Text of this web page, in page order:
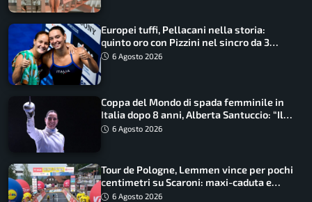
Europei tuffi, Pellacani nella storia:
quinto oro con Pizzini nel sincro da 3
metri
6 Agosto 2026
Coppa del Mondo di spada femminile in
Italia dopo 8 anni, Alberta Santuccio: “Il
lavoro dà sempre i suoi frutti”
6 Agosto 2026
Tour de Pologne, Lemmen vince per pochi
centimetri su Scaroni: maxi-caduta e
tappa accorciata
6 Agosto 2026